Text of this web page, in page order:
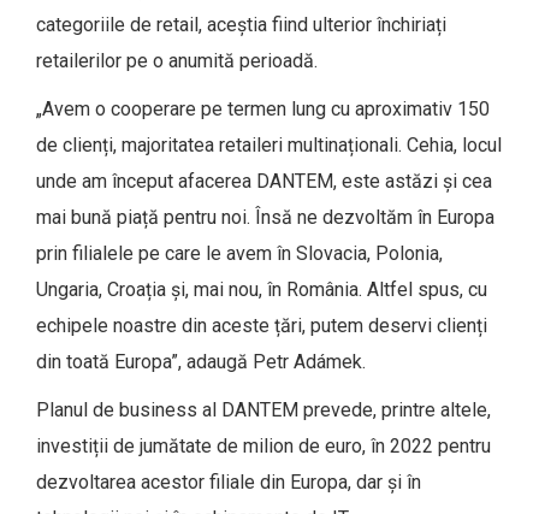
categoriile de retail, aceștia fiind ulterior închiriați
retailerilor pe o anumită perioadă.
„Avem o cooperare pe termen lung cu aproximativ 150
de clienți, majoritatea retaileri multinaționali. Cehia, locul
unde am început afacerea DANTEM, este astăzi și cea
mai bună piață pentru noi. Însă ne dezvoltăm în Europa
prin filialele pe care le avem în Slovacia, Polonia,
Ungaria, Croația și, mai nou, în România. Altfel spus, cu
echipele noastre din aceste țări, putem deservi clienți
din toată Europa”, adaugă Petr Adámek.
Planul de business al DANTEM prevede, printre altele,
investiții de jumătate de milion de euro, în 2022 pentru
dezvoltarea acestor filiale din Europa, dar și în